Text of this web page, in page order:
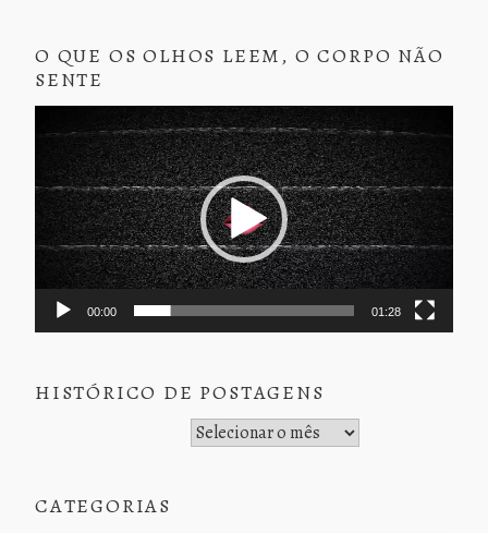
O QUE OS OLHOS LEEM, O CORPO NÃO
SENTE
de
vídeo
00:00 01:28
HISTÓRICO DE POSTAGENS
CATEGORIAS